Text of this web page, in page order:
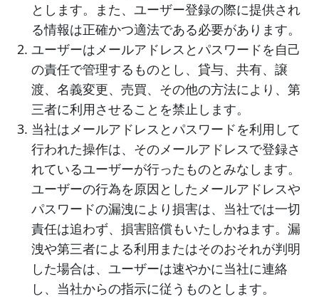
とします。また、ユーザー登録の際に提供され
る情報は正確かつ適法である必要があります。
ユーザーはメールアドレスとパスワードを自己
の責任で管理するものとし、貸与、共有、譲
渡、名義変更、売買、その他の方法により、第
三者に利用させることを禁止します。
当社はメールアドレスとパスワードを利用して
行われた操作は、そのメールアドレスで登録さ
れているユーザーが行ったものとみなします。
ユーザーの行為を原因としたメールアドレスや
パスワードの漏洩により損害は、当社では一切
責任は追わず、損害賠償もいたしかねます。漏
洩や第三者による利用またはそのおそれが判明
した場合は、ユーザーは速やかに当社に連絡
し、当社からの指示に従うものとします。